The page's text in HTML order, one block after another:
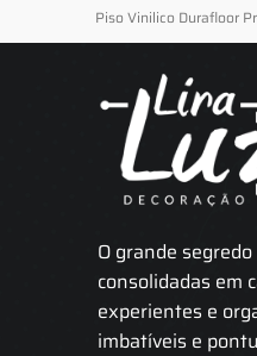
Piso Vinilico Durafloor
O grande
consolidadas em
experientes e
imbatíveis e